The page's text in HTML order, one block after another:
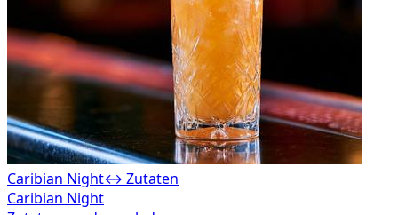
Caribian Night↔ Zutaten